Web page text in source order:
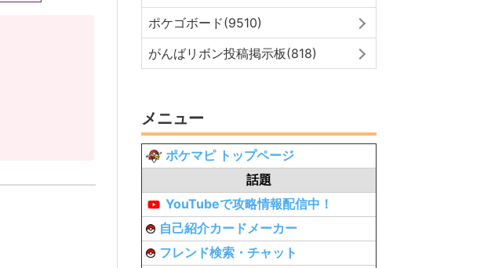
ポケゴボード(9510)
がんばリボン投稿掲示板(818)
メニュー
ポケマピ トップページ
話題
YouTubeで攻略情報配信中！
自己紹介カードメーカー
フレンド検索・チャット